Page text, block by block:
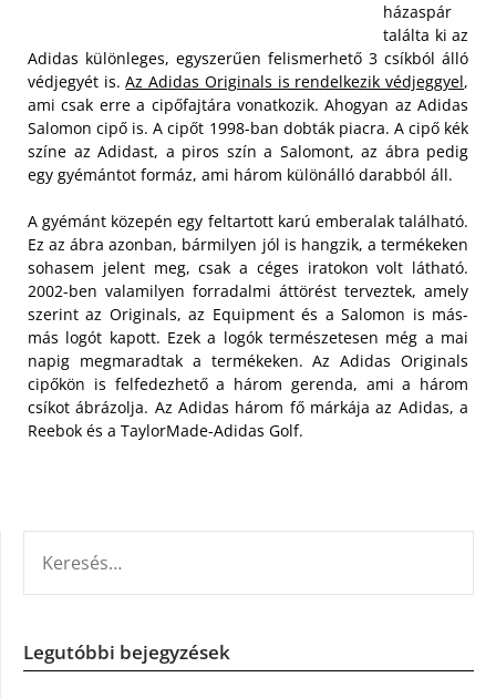
házaspár
találta ki az
Adidas különleges, egyszerűen felismerhető 3 csíkból álló
védjegyét is.Az Adidas Originals is rendelkezik védjeggyel,
ami csak erre a cipőfajtára vonatkozik. Ahogyan az Adidas
Salomon cipő is. A cipőt 1998-ban dobták piacra. A cipő kék
színe az Adidast, a piros szín a Salomont, az ábra pedig
egy gyémántot formáz, ami három különálló darabból áll.
A gyémánt közepén egy feltartott karú emberalak található.
Ez az ábra azonban, bármilyen jól is hangzik, a termékeken
sohasem jelent meg, csak a céges iratokon volt látható.
2002-ben valamilyen forradalmi áttörést terveztek, amely
szerint az Originals, az Equipment és a Salomon is más-
más logót kapott. Ezek a logók természetesen még a mai
napig megmaradtak a termékeken. Az Adidas Originals
cipőkön is felfedezhető a három gerenda, ami a három
csíkot ábrázolja. Az Adidas három fő márkája az Adidas, a
Reebok és a TaylorMade-Adidas Golf.
Legutóbbi bejegyzések